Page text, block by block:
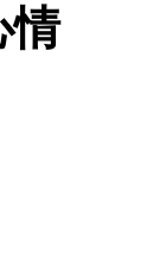
情